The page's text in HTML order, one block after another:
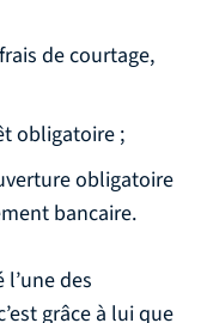
de courtage,
obligatoire ;
obligatoire
bancaire.
des
grâce à lui que